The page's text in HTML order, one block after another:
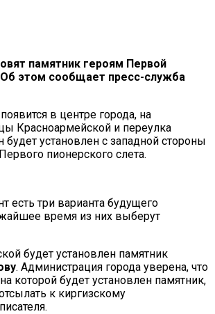
памятник героям Первой
этом сообщает пресс-служба
в центре города, на
Красноармейской и переулка
будет установлен с западной стороны
пионерского слета.
есть три варианта будущего
время из них выберут
будет установлен памятник
. Администрация города уверена, что
которой будет установлен памятник,
к киргизскому